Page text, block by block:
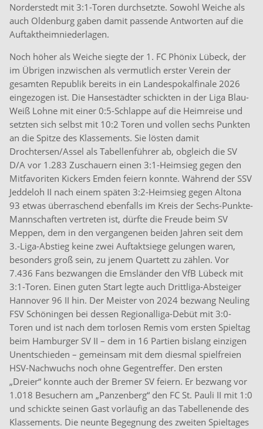
Norderstedt mit 3:1-Toren durchsetzte. Sowohl Weiche als
auch Oldenburg gaben damit passende Antworten auf die
Auftaktheimniederlagen.
Noch höher als Weiche siegte der 1. FC Phönix Lübeck, der
im Übrigen inzwischen als vermutlich erster Verein der
gesamten Republik bereits in ein Landespokalfinale 2026
eingezogen ist. Die Hansestädter schickten in der Liga Blau-
Weiß Lohne mit einer 0:5-Schlappe auf die Heimreise und
setzten sich selbst mit 10:2 Toren und vollen sechs Punkten
an die Spitze des Klassements. Sie lösten damit
Drochtersen/Assel als Tabellenführer ab, obgleich die SV
D/A vor 1.283 Zuschauern einen 3:1-Heimsieg gegen den
Mitfavoriten Kickers Emden feiern konnte. Während der SSV
Jeddeloh II nach einem späten 3:2-Heimsieg gegen Altona
93 etwas überraschend ebenfalls im Kreis der Sechs-Punkte-
Mannschaften vertreten ist, dürfte die Freude beim SV
Meppen, dem in den vergangenen beiden Jahren seit dem
3.-Liga-Abstieg keine zwei Auftaktsiege gelungen waren,
besonders groß sein, zu jenem Quartett zu zählen. Vor
7.436 Fans bezwangen die Emsländer den VfB Lübeck mit
3:1-Toren. Einen guten Start legte auch Drittliga-Absteiger
Hannover 96 II hin. Der Meister von 2024 bezwang Neuling
FSV Schöningen bei dessen Regionalliga-Debüt mit 3:0-
Toren und ist nach dem torlosen Remis vom ersten Spieltag
beim Hamburger SV II – dem in 16 Partien bislang einzigen
Unentschieden – gemeinsam mit dem diesmal spielfreien
HSV-Nachwuchs noch ohne Gegentreffer. Den ersten
„Dreier“ konnte auch der Bremer SV feiern. Er bezwang vor
1.018 Besuchern am „Panzenberg“ den FC St. Pauli II mit 1:0
und schickte seinen Gast vorläufig an das Tabellenende des
Klassements. Die neunte Begegnung des zweiten Spieltages